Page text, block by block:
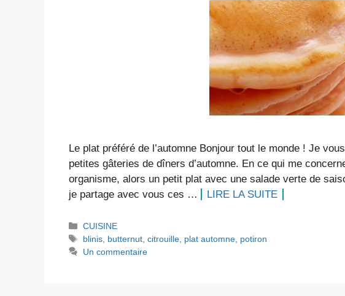
Le plat préféré de l’automne Bonjour tout le monde ! Je
petites gâteries de dîners d’automne. En ce qui me
organisme, alors un petit plat avec une salade verte de
je partage avec vous ces …
LIRE LA SUITE
Catégories
CUISINE
Étiquettes
blinis butternut ,citrouille plat automne potiron
Un commentaire